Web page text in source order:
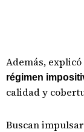
Además,
régimen
calidad y
Buscan